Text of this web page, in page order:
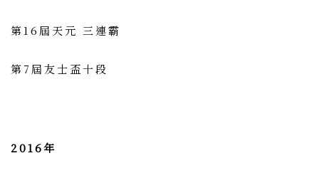
第16屆天元 三連霸
第7屆友士盃十段
2016年